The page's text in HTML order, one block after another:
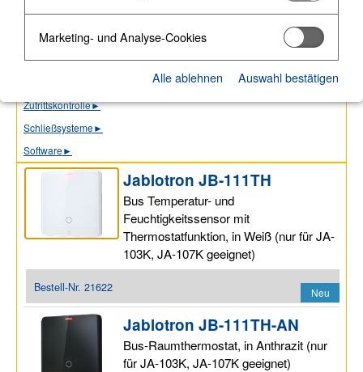
Videoüberwachung►
Bodycams►
Medientechnik►
Zutrittskontrolle►
Schließsysteme►
Software►
Neu
Jablotron JB-111TH
Bus Temperatur- und
Feuchtigkeitssensor mit
Thermostatfunktion, in Weiß (nur für JA-
103K, JA-107K geeignet)
Bestell-Nr.21622
Jablotron JB-111TH-AN
Bus-Raumthermostat, in Anthrazit (nur
für JA-103K, JA-107K geeignet)
Marketing- und Analyse-Cookies
Alle ablehnen Auswahl bestätigen